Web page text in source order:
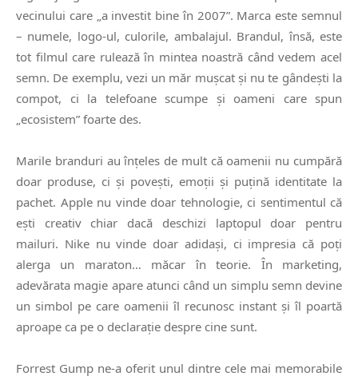
vecinului care „a investit bine în 2007”. Marca este semnul
– numele, logo-ul, culorile, ambalajul. Brandul, însă, este
tot filmul care rulează în mintea noastră când vedem acel
semn. De exemplu, vezi un măr mușcat și nu te gândești la
compot, ci la telefoane scumpe și oameni care spun
„ecosistem” foarte des.
Marile branduri au înțeles de mult că oamenii nu cumpără
doar produse, ci și povești, emoții și puțină identitate la
pachet. Apple nu vinde doar tehnologie, ci sentimentul că
ești creativ chiar dacă deschizi laptopul doar pentru
mailuri. Nike nu vinde doar adidași, ci impresia că poți
alerga un maraton… măcar în teorie. În marketing,
adevărata magie apare atunci când un simplu semn devine
un simbol pe care oamenii îl recunosc instant și îl poartă
aproape ca pe o declarație despre cine sunt.
Forrest Gump ne-a oferit unul dintre cele mai memorabile